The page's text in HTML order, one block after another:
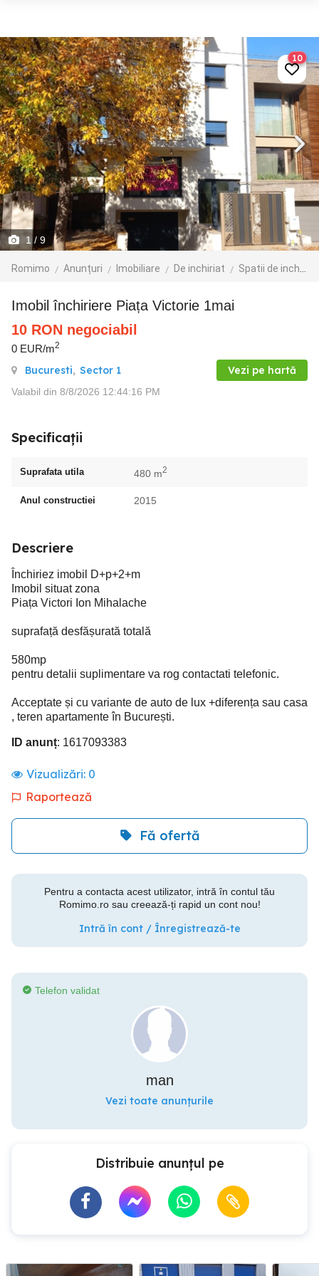
1 / 9
Romimo Anunțuri Imobiliare De inchiriat Spatii de inchiriat
10
Imobil închiriere Piața Victorie 1mai
10 RON negociabil
0 EUR/m2
Bucuresti, Sector 1 Vezi pe hartă
Valabil din 8/8/2026 12:44:16 PM
Specificații
Suprafata utila 480 m2
Anul constructiei 2015
Descriere
Închiriez imobil D+p+2+m
Imobil situat zona
Piața Victori Ion Mihalache
suprafață desfășurată totală
580mp
pentru detalii suplimentare va rog contactati telefonic.
Acceptate și cu variante de auto de lux +diferența sau casa
, teren apartamente în București.
ID anunț: 1617093383
Vizualizări: 0
Raportează
Fă ofertă
Pentru a contacta acest utilizator, intră în contul tău
Romimo.ro sau creează-ți rapid un cont nou!
Intră în cont / Înregistrează-te
Telefon validat
man
Vezi toate anunțurile
Distribuie anunțul pe